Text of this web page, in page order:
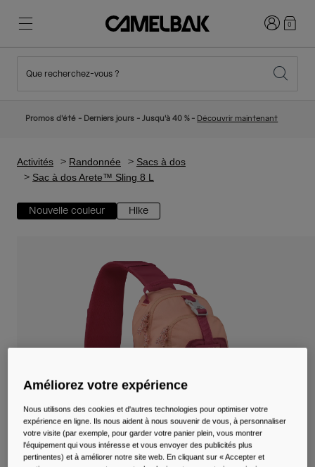
Nouveautés
Sacs Hydratation
Gourdes Sport
Gourdes
Mugs et Gobelets
Sacoches Vélo
Réservoirs
Randonnée
Ski et snowboard
Voyages et style de vie
Abandonner le tout Jetable
Nos Partenaires
Connexion
0
Que recherchez-vous ?
Promos d'été - Derniers jours - Jusqu'à 40 % - Découvrir maintenant
Activités Randonnée
Sacs à dos
Sac à dos Arete™ Sling 8 L
Nouvelle couleur Hike
Améliorez votre expérience
Nous utilisons des cookies et d'autres technologies pour optimiser votre
expérience en ligne. Ils nous aident à nous souvenir de vous, à personnaliser
votre visite (par exemple, pour garder votre panier plein, vous montrer
l'équipement qui vous intéresse et vous envoyer des publicités plus
pertinentes) et à améliorer notre site web. En cliquant sur « Accepter et